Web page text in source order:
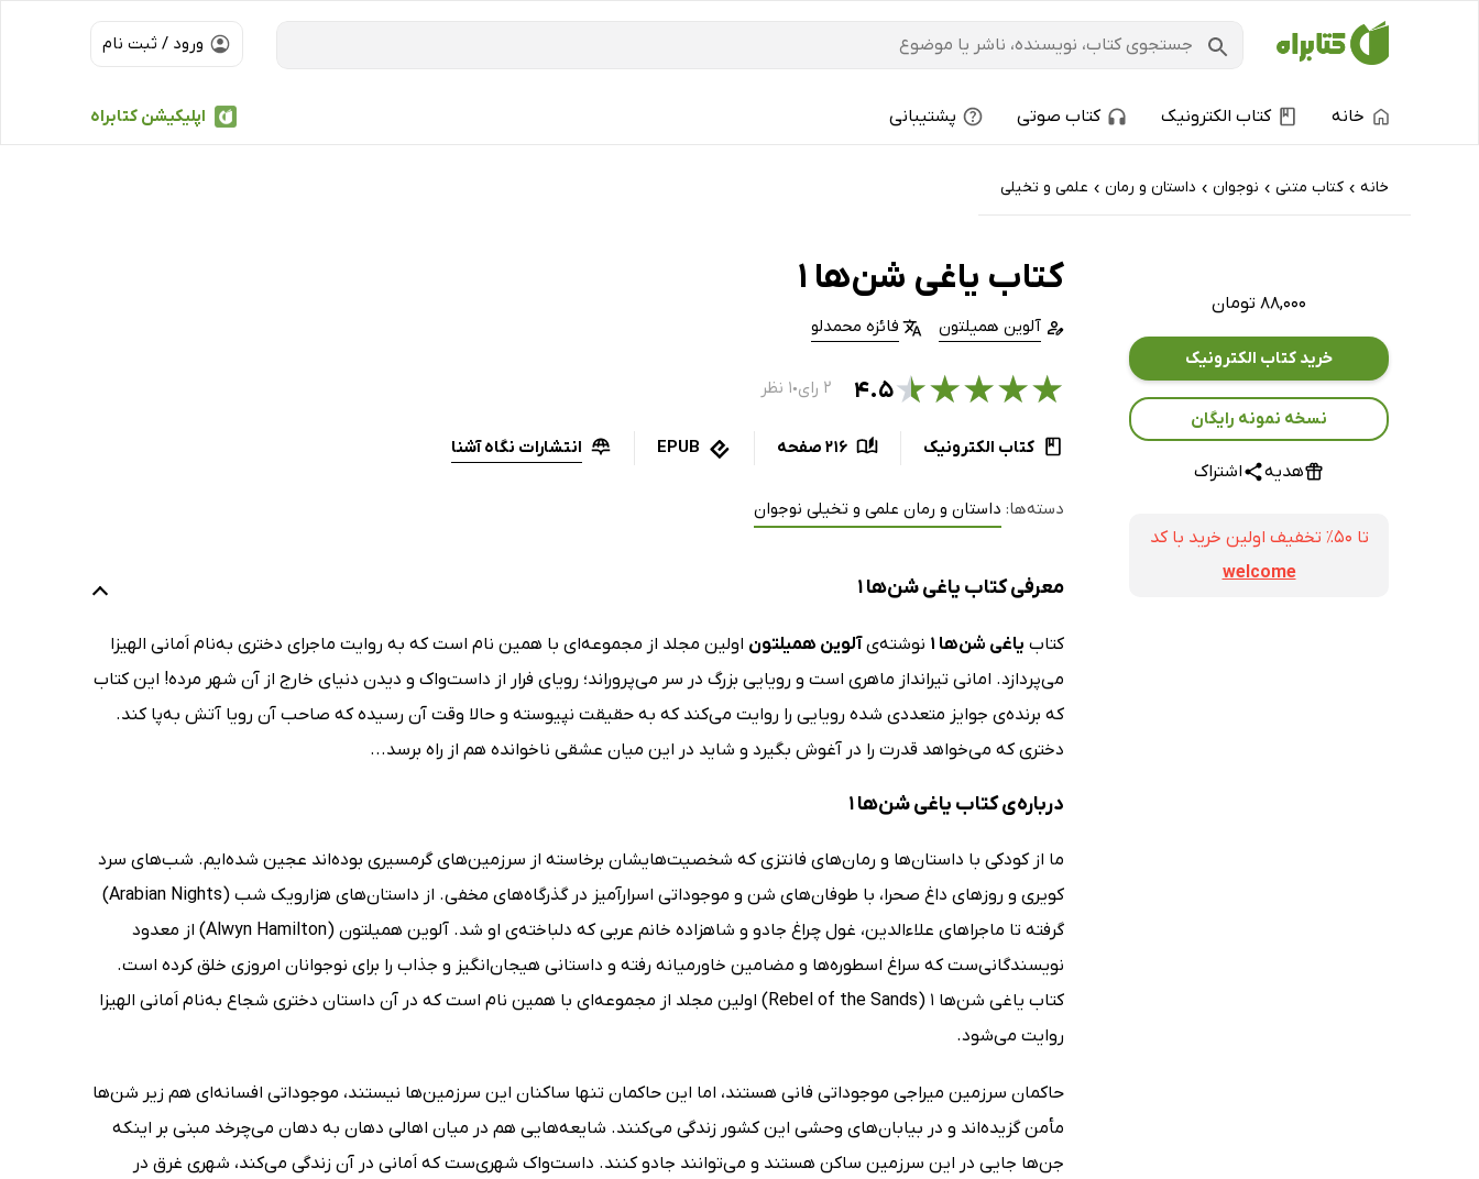
ورود / ثبت نام
اپلیکیشن کتابراه خانه کتاب الکترونیک کتاب صوتی پشتیبانی
خانه › کتاب‌ متنی › نوجوان › داستان و رمان › علمی و تخیلی
۸۸,۰۰۰ تومان
خرید کتاب الکترونیک
نسخه نمونه رایگان
هدیه اشتراک
تا ۵۰٪ تخفیف اولین خرید با کد
welcome
کتاب یاغی شن‌ها 1
آلوین همیلتون فائزه محمدلو
★
★
★
★
★۴.۵ ۲ رای ● ۱ نظر
کتاب الکترونیک 216 صفحه EPUB انتشارات نگاه آشنا
دسته‌ها: داستان و رمان علمی و تخیلی نوجوان
معرفی کتاب یاغی شن‌ها 1
کتاب یاغی شن‌ها 1 نوشته‌یآلوین همیلتون اولین مجلد از مجموعه‌ای با همین نام است که به روایت ماجرای دختری به‌نام اَمانی الهیزا
می‌پردازد. امانی تیرانداز ماهری است و رویایی بزرگ در سر می‌پروراند؛ رویای فرار از داست‌واک و دیدن دنیای خارج از آن شهر مرده! این کتاب
که برنده‌ی جوایز متعددی شده رویایی را روایت می‌کند که به حقیقت نپیوسته و حالا وقت آن رسیده که صاحب آن رویا آتش به‌پا کند.
دختری که می‌خواهد قدرت را در آغوش بگیرد و شاید در این میان عشقی ناخوانده هم از راه برسد...
درباره‌ی کتاب یاغی شن‌ها 1
ما از کودکی با داستان‌ها و رمان‌های فانتزی که شخصیت‌هایشان برخاسته از سرزمین‌های گرمسیری بوده‌اند عجین شده‌ایم. شب‌های سرد
کویری و روزهای داغ صحرا، با طوفان‌های شن و موجوداتی اسرارآمیز در گذرگاه‌های مخفی. از داستان‌های هزارویک شب (Arabian Nights)
گرفته تا ماجراهای علاءالدین، غول چراغ جادو و شاهزاده خانم عربی که دلباخته‌ی او شد. آلوین همیلتون (Alwyn Hamilton) از معدود
نویسندگانی‌ست که سراغ اسطوره‌ها و مضامین خاورمیانه رفته و داستانی هیجان‌انگیز و جذاب را برای نوجوانان امروزی خلق کرده است.
کتاب یاغی شن‌ها 1 (Rebel of the Sands) اولین مجلد از مجموعه‌ای با همین نام است که در آن داستان دختری شجاع به‌نام اَمانی الهیزا
روایت می‌شود.
حاکمان سرزمین میراجی موجوداتی فانی هستند، اما این حاکمان تنها ساکنان این سرزمین‌ها نیستند، موجوداتی افسانه‌ای هم زیر شن‌ها
مأمن گزیده‌اند و در بیابان‌های وحشی این کشور زندگی می‌کنند. شایعه‌هایی هم در میان اهالی دهان به دهان می‌چرخد مبنی بر اینکه
جن‌ها جایی در این سرزمین ساکن هستند و می‌توانند جادو کنند. داست‌واک شهری‌ست که اَمانی در آن زندگی می‌کند، شهری غرق در